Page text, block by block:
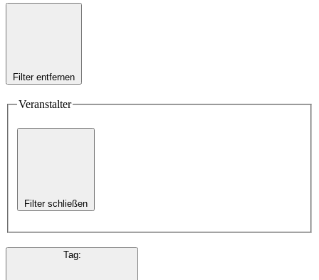
Filter entfernen
Veranstalter
Filter schließen
Tag: